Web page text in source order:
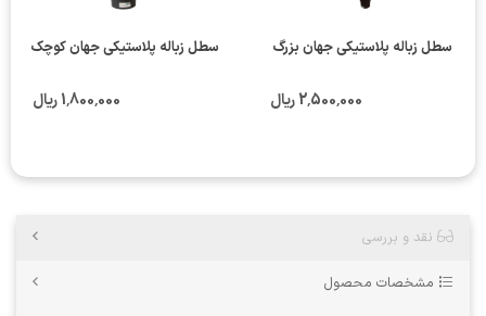
سطل زباله پلاستیکی جهان بزرگ
2٬500٬000 ریال
سطل زباله پلاستیکی جهان کوچک
1٬800٬000 ریال
نقد و بررسی
مشخصات محصول